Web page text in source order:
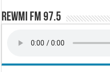
Rewmi FM 97.5